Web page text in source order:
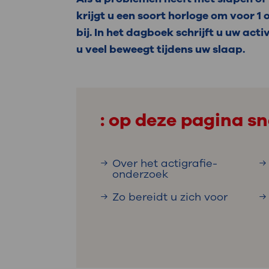
Uw
Uw
Werken
steeds verder uit, zodat u zelf meer
we u sneller helpen.
Direct naar MijnOLVG
krijgt u een soort horloge om voor 1
bij. In het dagboek schrijft u uw
u veel beweegt tijdens uw slaap.
: op deze pagina
Over het actigrafie-
onderzoek
Zo bereidt u zich voor